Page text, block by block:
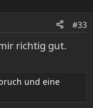
#33
mir richtig gut.
und eine